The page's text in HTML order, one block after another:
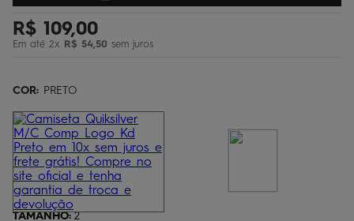
R$ 109,00
Em até 2x R$ 54,50 sem juros
COR: PRETO
TAMANHO: 2
6º óculos
boardshort
9º chinelo
10º calça